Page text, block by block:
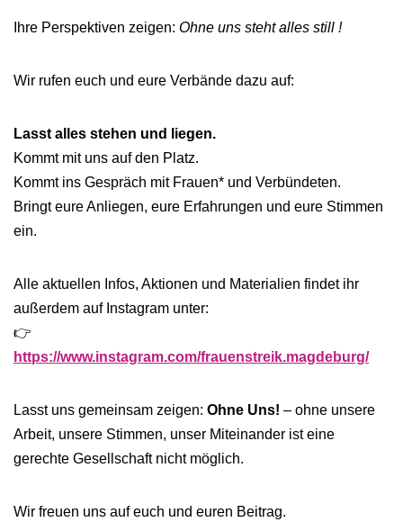
Ihre Perspektiven zeigen: Ohne uns steht alles still !
Wir rufen euch und eure Verbände dazu auf:
Lasst alles stehen und liegen.
Kommt mit uns auf den Platz.
Kommt ins Gespräch mit Frauen* und Verbündeten.
Bringt eure Anliegen, eure Erfahrungen und eure Stimmen
ein.
Alle aktuellen Infos, Aktionen und Materialien findet ihr
außerdem auf Instagram unter:
👉
https://www.instagram.com/frauenstreik.magdeburg/
Lasst uns gemeinsam zeigen: Ohne Uns! – ohne unsere
Arbeit, unsere Stimmen, unser Miteinander ist eine
gerechte Gesellschaft nicht möglich.
Wir freuen uns auf euch und euren Beitrag.